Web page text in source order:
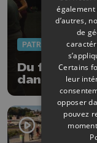
PATRIMOINE
Du folklore
danses
également
d’autres,
de
Certains
leur
opposer
pouvez